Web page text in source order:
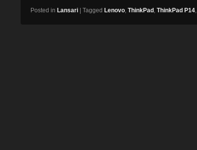
Posted in Lansari Tagged Lenovo, ThinkPad , ThinkPad P14,